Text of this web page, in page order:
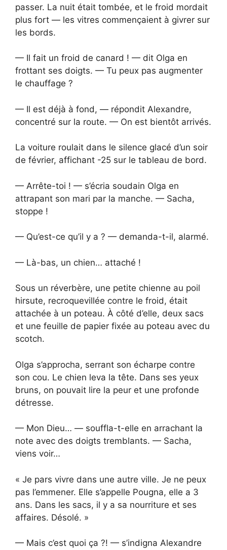
passer. La nuit était tombée, et le froid mordait
plus fort — les vitres commençaient à givrer sur
les bords.
— Il fait un froid de canard ! — dit Olga en
frottant ses doigts. — Tu peux pas augmenter
le chauffage ?
— Il est déjà à fond, — répondit Alexandre,
concentré sur la route. — On est bientôt arrivés.
La voiture roulait dans le silence glacé d’un soir
de février, affichant -25 sur le tableau de bord.
— Arrête-toi ! — s’écria soudain Olga en
attrapant son mari par la manche. — Sacha,
stoppe !
— Qu’est-ce qu’il y a ? — demanda-t-il, alarmé.
— Là-bas, un chien… attaché !
Sous un réverbère, une petite chienne au poil
hirsute, recroquevillée contre le froid, était
attachée à un poteau. À côté d’elle, deux sacs
et une feuille de papier fixée au poteau avec du
scotch.
Olga s’approcha, serrant son écharpe contre
son cou. Le chien leva la tête. Dans ses yeux
bruns, on pouvait lire la peur et une profonde
détresse.
— Mon Dieu… — souffla-t-elle en arrachant la
note avec des doigts tremblants. — Sacha,
viens voir…
« Je pars vivre dans une autre ville. Je ne peux
pas l’emmener. Elle s’appelle Pougna, elle a 3
ans. Dans les sacs, il y a sa nourriture et ses
affaires. Désolé. »
— Mais c’est quoi ça ?! — s’indigna Alexandre